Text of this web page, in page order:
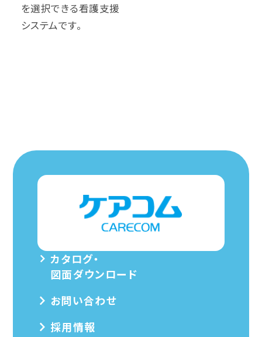
を選択できる看護⽀援
システムです。
カタログ・
図面ダウンロード
お問い合わせ
採用情報